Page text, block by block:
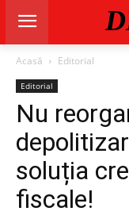
Acasă Editorial
Editorial
Nu
soluția
fiscale!